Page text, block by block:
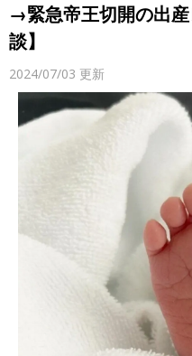
→緊急帝王切開の出
談】
2024/07/03 更新